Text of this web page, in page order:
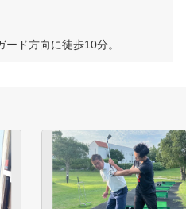
ド方向に徒歩10分。